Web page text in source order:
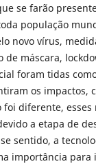
se farão
população
novo vírus,
de máscara,
foram tidas
os impactos,
diferente, esses
a etapa de
sentido, a
importância para